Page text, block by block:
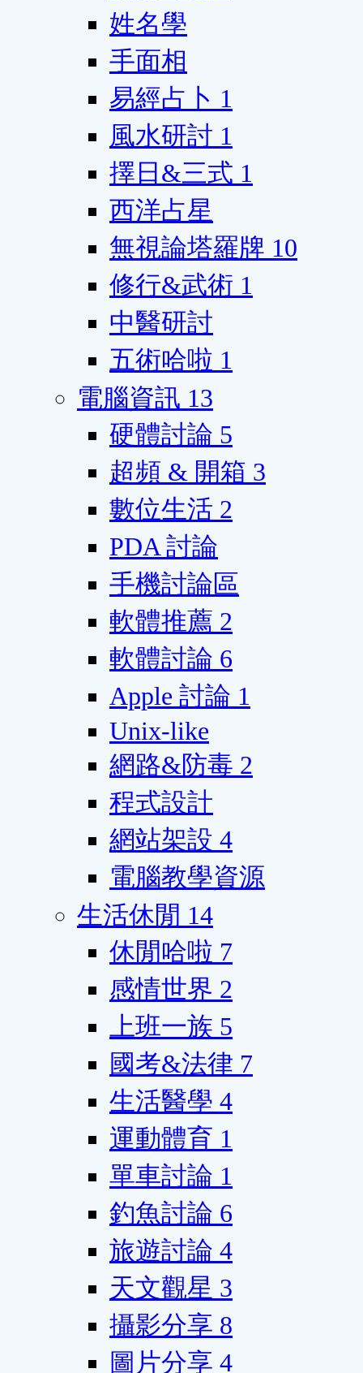
姓名學
手面相
易經占卜 1
風水研討 1
擇日&三式 1
西洋占星
無視論塔羅牌 10
修行&武術 1
中醫研討
五術哈啦 1
電腦資訊 13
硬體討論 5
超頻 & 開箱 3
數位生活 2
PDA 討論
手機討論區
軟體推薦 2
軟體討論 6
Apple 討論 1
Unix-like
網路&防毒 2
程式設計
網站架設 4
電腦教學資源
生活休閒 14
休閒哈啦 7
感情世界 2
上班一族 5
國考&法律 7
生活醫學 4
運動體育 1
單車討論 1
釣魚討論 6
旅遊討論 4
天文觀星 3
攝影分享 8
圖片分享 4